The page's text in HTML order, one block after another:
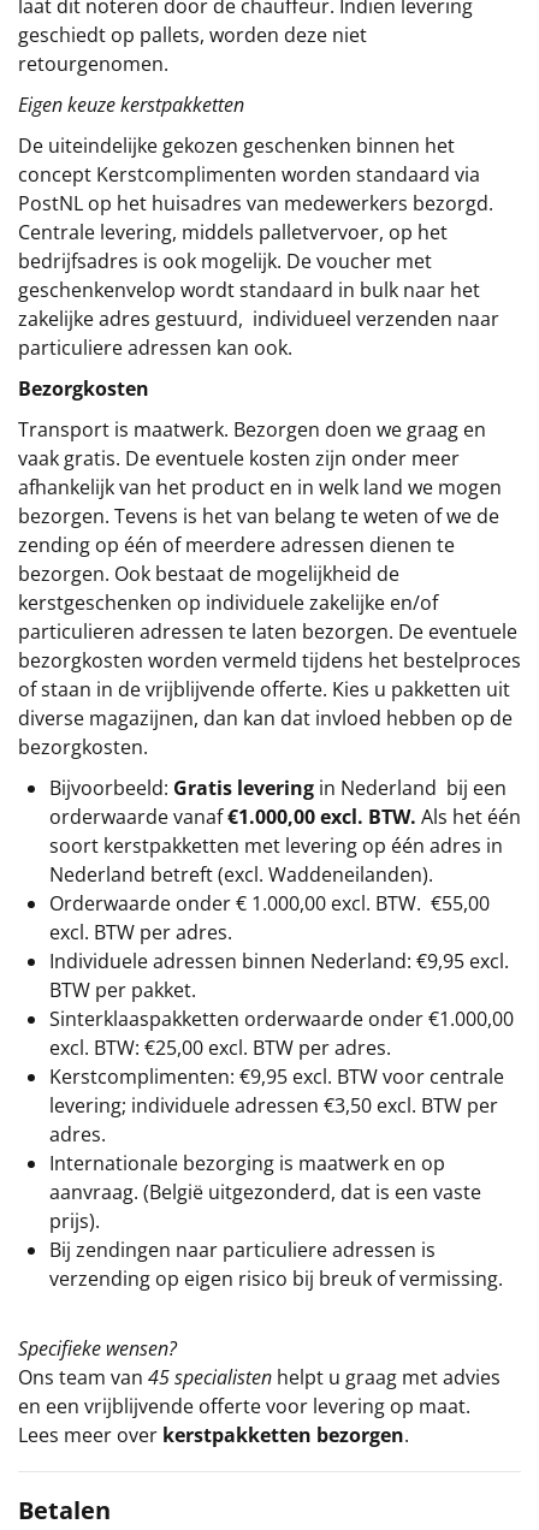
laat dit noteren door de chauffeur. Indien levering
geschiedt op pallets, worden deze niet
retourgenomen.
Eigen keuze kerstpakketten
De uiteindelijke gekozen geschenken binnen het
concept Kerstcomplimenten worden standaard via
PostNL op het huisadres van medewerkers bezorgd.
Centrale levering, middels palletvervoer, op het
bedrijfsadres is ook mogelijk. De voucher met
geschenkenvelop wordt standaard in bulk naar het
zakelijke adres gestuurd, individueel verzenden naar
particuliere adressen kan ook.
Bezorgkosten
Transport is maatwerk. Bezorgen doen we graag en
vaak gratis. De eventuele kosten zijn onder meer
afhankelijk van het product en in welk land we mogen
bezorgen. Tevens is het van belang te weten of we de
zending op één of meerdere adressen dienen te
bezorgen. Ook bestaat de mogelijkheid de
kerstgeschenken op individuele zakelijke en/of
particulieren adressen te laten bezorgen. De eventuele
bezorgkosten worden vermeld tijdens het bestelproces
of staan in de vrijblijvende offerte. Kies u pakketten uit
diverse magazijnen, dan kan dat invloed hebben op de
bezorgkosten.
Bijvoorbeeld: Gratis levering in Nederland bij een
orderwaarde vanaf€1.000,00 excl. BTW. Als het één
soort kerstpakketten met levering op één adres in
Nederland betreft (excl. Waddeneilanden).
Orderwaarde onder € 1.000,00 excl. BTW. €55,00
excl. BTW per adres.
Individuele adressen binnen Nederland: €9,95 excl.
BTW per pakket.
Sinterklaaspakketten orderwaarde onder €1.000,00
excl. BTW: €25,00 excl. BTW per adres.
Kerstcomplimenten: €9,95 excl. BTW voor centrale
levering; individuele adressen €3,50 excl. BTW per
adres.
Internationale bezorging is maatwerk en op
aanvraag. (België uitgezonderd, dat is een vaste
prijs).
Bij zendingen naar particuliere adressen is
verzending op eigen risico bij breuk of vermissing.
Specifieke wensen?
Ons team van 45 specialisten helpt u graag met advies
en een vrijblijvende offerte voor levering op maat.
Lees meer over kerstpakketten bezorgen.
Betalen